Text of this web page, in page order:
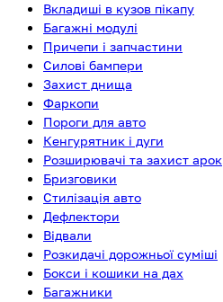
Вкладиші в кузов пікапу
Багажні модулі
Причепи і запчастини
Силові бампери
Захист днища
Фаркопи
Пороги для авто
Кенгурятник і дуги
Розширювачі та захист арок
Бризговики
Стилізація авто
Дефлектори
Відвали
Розкидачі дорожньої суміші
Бокси і кошики на дах
Багажники